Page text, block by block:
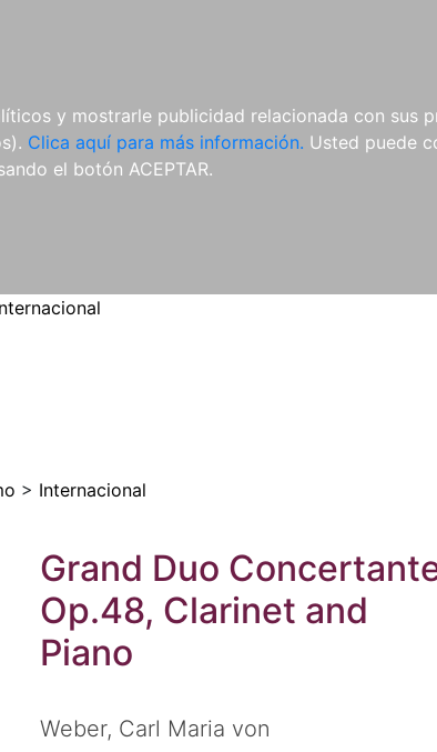
y mostrarle publicidad relacionada con sus
Clica aquí para más información. Usted puede
el botón ACEPTAR.
REVISTAS
CDS Y
DVDS
MATERIAL
COMPLEMENTARIO
> Internacional
Grand Duo
Op.48, Clarinet and
Piano
Weber, Carl Maria von